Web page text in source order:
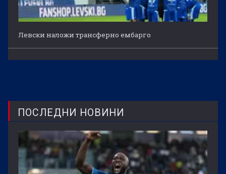
Левски наложи трансферно ембарго
ПОСЛЕДНИ НОВИНИ